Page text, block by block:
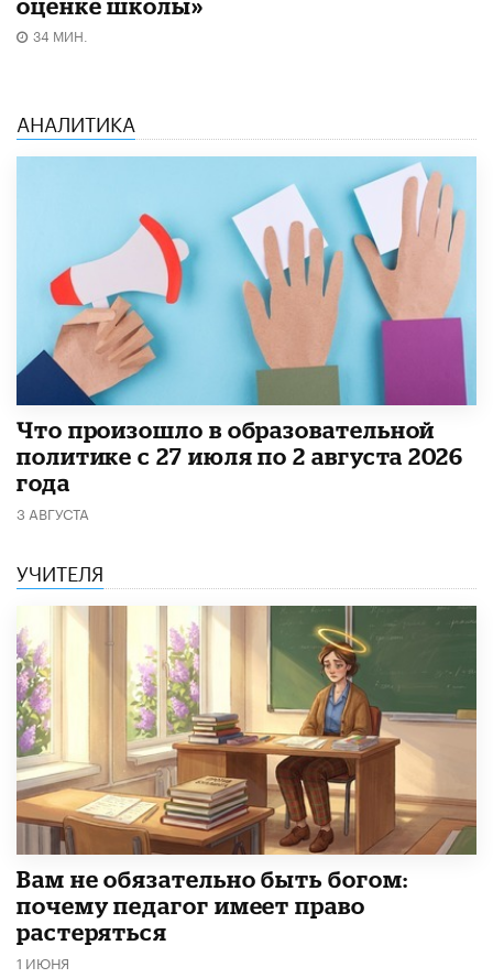
оценке школы»
34 МИН.
АНАЛИТИКА
​Что произошло в образовательной
политике с 27 июля по 2 августа 2026
года
3 АВГУСТА
УЧИТЕЛЯ
​Вам не обязательно быть богом:
почему педагог имеет право
растеряться
1 ИЮНЯ